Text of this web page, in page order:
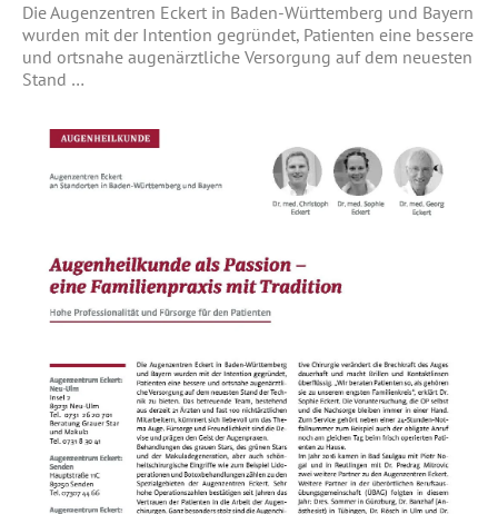
Die Augenzentren Eckert in Baden-Württemberg und Bayern
wurden mit der Intention gegründet, Patienten eine bessere
und ortsnahe augenärztliche Versorgung auf dem neuesten
Stand …